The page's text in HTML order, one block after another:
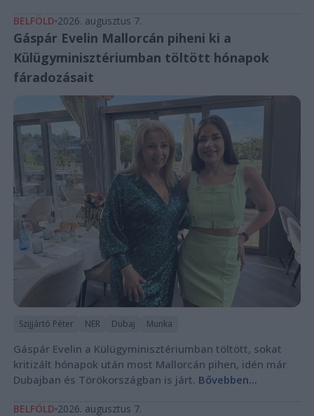
BELFÖLD 2026. augusztus 7.
Gáspár Evelin Mallorcán piheni ki a
Külügyminisztériumban töltött hónapok
fáradozásait
Szijjártó Péter NER Dubaj Munka
Gáspár Evelin a Külügyminisztériumban töltött, sokat
kritizált hónapok után most Mallorcán pihen, idén már
Dubajban és Törökországban is járt. Bővebben...
BELFÖLD 2026. augusztus 7.